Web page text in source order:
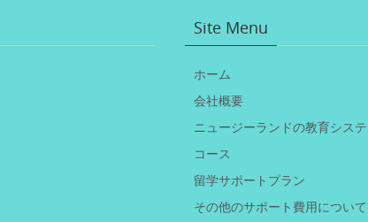
Site Menu
ホーム
会社概要
ニュージーランドの教育シス
コース
留学サポートプラン
その他のサポート費用について